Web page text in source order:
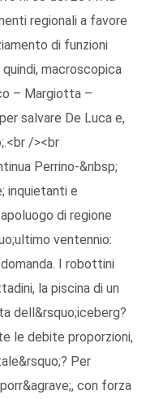
regionali a favore
di funzioni
macroscopica
– Margiotta –
salvare De Luca e,
/><br
Perrino-&nbsp;
inquietanti e
di regione
ventennio:
I robottini
la piscina di un
dell&rsquo;iceberg?
le debite proporzioni,
Per
con forza